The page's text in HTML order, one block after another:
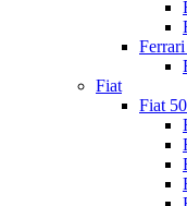
Fiat
Fiat